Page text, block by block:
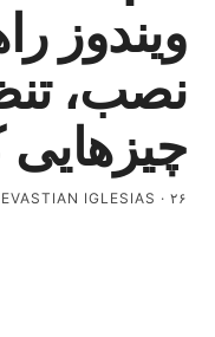
ویندوز
نصب،
چیزهایی
IGLESIAS · ۲۶ حمل ۱۴۰۵